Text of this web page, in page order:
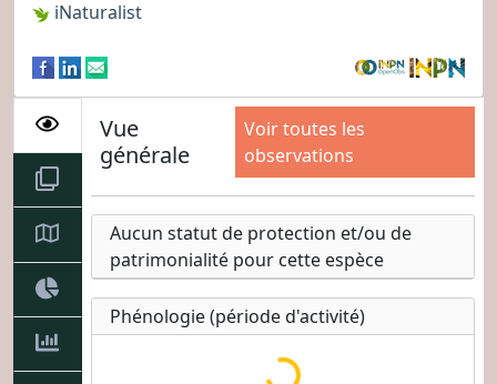
iNaturalist
Vue
générale
Voir toutes les
observations
Aucun statut de protection et/ou de
patrimonialité pour cette espèce
Phénologie (période d'activité)
Chargement des informations...